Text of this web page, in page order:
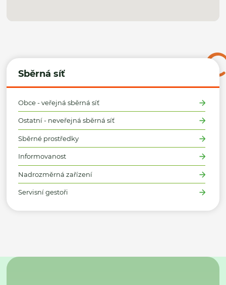
Sběrná síť
Obce - veřejná sběrná síť
Ostatní - neveřejná sběrná síť
Sběrné prostředky
Informovanost
Nadrozměrná zařízení
Servisní gestoři